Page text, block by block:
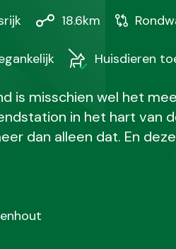
Afstand18.6km
Soort
Huisdieren
is misschien wel het
in het hart van
dan alleen dat. En